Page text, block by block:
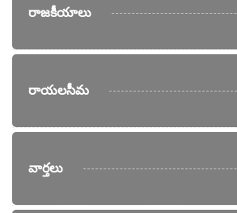
రాజకీయాలు
రాయలసీమ
వార్తలు